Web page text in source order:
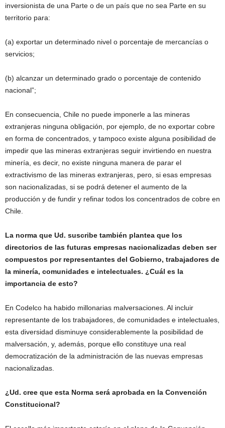
inversionista de una Parte o de un país que no sea Parte en su
territorio para:
(a) exportar un determinado nivel o porcentaje de mercancías o
servicios;
(b) alcanzar un determinado grado o porcentaje de contenido
nacional”;
En consecuencia, Chile no puede imponerle a las mineras
extranjeras ninguna obligación, por ejemplo, de no exportar cobre
en forma de concentrados, y tampoco existe alguna posibilidad de
impedir que las mineras extranjeras seguir invirtiendo en nuestra
minería, es decir, no existe ninguna manera de parar el
extractivismo de las mineras extranjeras, pero, si esas empresas
son nacionalizadas, si se podrá detener el aumento de la
producción y de fundir y refinar todos los concentrados de cobre en
Chile.
La norma que Ud. suscribe también plantea que los
directorios de las futuras empresas nacionalizadas deben ser
compuestos por representantes del Gobierno, trabajadores de
la minería, comunidades e intelectuales. ¿Cuál es la
importancia de esto?
En Codelco ha habido millonarias malversaciones. Al incluir
representante de los trabajadores, de comunidades e intelectuales,
esta diversidad disminuye considerablemente la posibilidad de
malversación, y, además, porque ello constituye una real
democratización de la administración de las nuevas empresas
nacionalizadas.
¿Ud. cree que esta Norma será aprobada en la Convención
Constitucional?